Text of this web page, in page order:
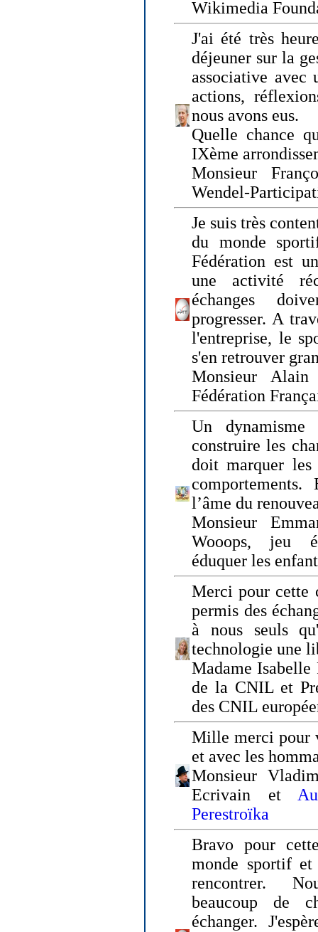
Wikimedia
J'ai été très
déjeuner sur la
associative avec
actions,
nous avons eus.
Quelle chance
IXème
Monsieur
Wendel-
Je suis très
du monde
Fédération est
une activité
échanges
progresser. A
l'entreprise, le
s'en retrouver
Monsieur
Fédération
Un dynamisme
construire les
doit marquer les
l’âme du
Monsieur
Wooops, jeu
éduquer les
Merci pour cette
permis des
à nous seuls
technologie une
Madame Isabelle
de la CNIL et
des CNIL
Mille merci pour
et avec les
Monsieur
Ecrivain et
Perestroïka
Bravo pour
monde sportif
rencontrer.
beaucoup de
échanger.